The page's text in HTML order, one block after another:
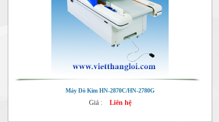
Máy Dò Kim HN-2870C/HN-2780G
Giá : Liên hệ